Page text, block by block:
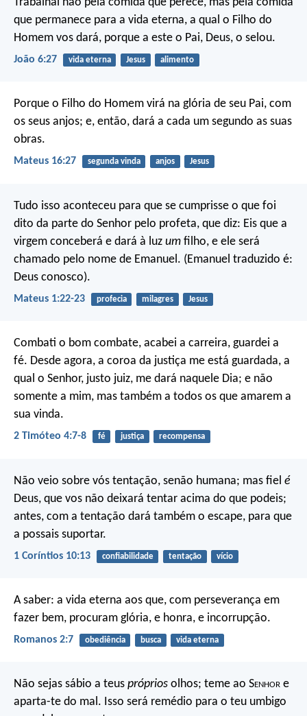
que permanece para a vida eterna, a qual o Filho do
Homem vos dará, porque a este o Pai, Deus, o selou.
João 6:27 vida eterna Jesus alimento
Porque o Filho do Homem virá na glória de seu Pai, com
os seus anjos; e, então, dará a cada um segundo as suas
obras.
Mateus 16:27 segunda vinda anjos Jesus
Tudo isso aconteceu para que se cumprisse o que foi
dito da parte do Senhor pelo profeta, que diz: Eis que a
virgem conceberá e dará à luz um filho, e ele será
chamado pelo nome de Emanuel. (Emanuel traduzido é:
Deus conosco).
Mateus 1:22-23 profecia milagres Jesus
Combati o bom combate, acabei a carreira, guardei a
fé. Desde agora, a coroa da justiça me está guardada, a
qual o Senhor, justo juiz, me dará naquele Dia; e não
somente a mim, mas também a todos os que amarem a
sua vinda.
2 Timóteo 4:7-8 fé justiça recompensa
Não veio sobre vós tentação, senão humana; mas fiel é
Deus, que vos não deixará tentar acima do que podeis;
antes, com a tentação dará também o escape, para que
a possais suportar.
1 Coríntios 10:13 confiabilidade tentação vício
A saber: a vida eterna aos que, com perseverança em
fazer bem, procuram glória, e honra, e incorrupção.
Romanos 2:7 obediência busca vida eterna
Não sejas sábio a teus próprios olhos; teme ao Senhor e
aparta-te do mal. Isso será remédio para o teu umbigo